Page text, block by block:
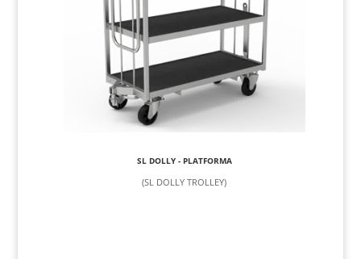
SL DOLLY - PLATFORMA
(SL DOLLY TROLLEY)